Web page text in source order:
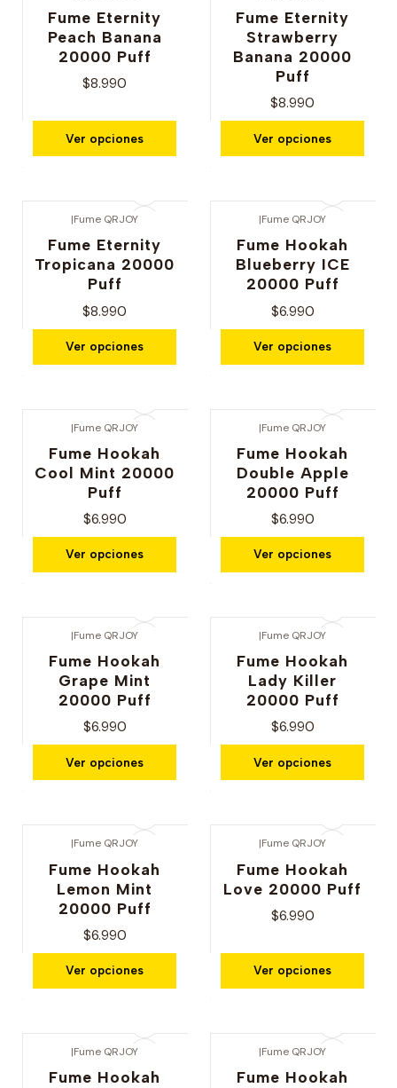
Fume Eternity
Peach Banana
20000 Puff
$8.990
Ver opciones
Fume Eternity
Strawberry
Banana 20000
Puff
$8.990
Ver opciones
|Fume QRJOY
Fume Eternity
Tropicana 20000
Puff
$8.990
Ver opciones
|Fume QRJOY
Fume Hookah
Blueberry ICE
20000 Puff
$6.990
Ver opciones
|Fume QRJOY
Fume Hookah
Cool Mint 20000
Puff
$6.990
Ver opciones
|Fume QRJOY
Fume Hookah
Double Apple
20000 Puff
$6.990
Ver opciones
|Fume QRJOY
Fume Hookah
Grape Mint
20000 Puff
$6.990
Ver opciones
|Fume QRJOY
Fume Hookah
Lady Killer
20000 Puff
$6.990
Ver opciones
|Fume QRJOY
Fume Hookah
Lemon Mint
20000 Puff
$6.990
Ver opciones
|Fume QRJOY
Fume Hookah
Love 20000 Puff
$6.990
Ver opciones
|Fume QRJOY
Fume Hookah
|Fume QRJOY
Fume Hookah